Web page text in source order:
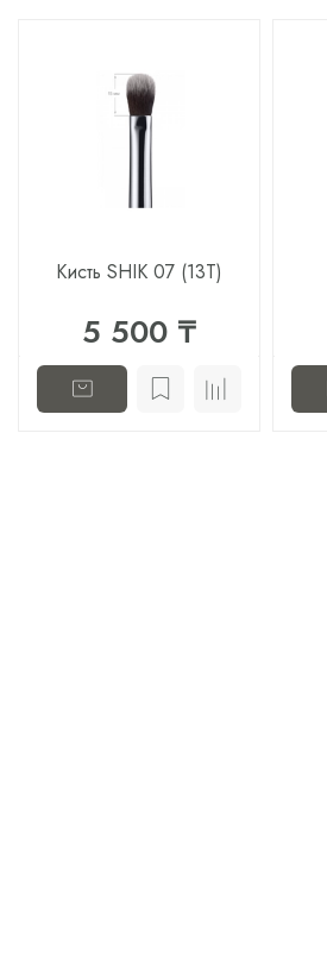
Кисть SHIK 07 (13T)
5 500 ₸